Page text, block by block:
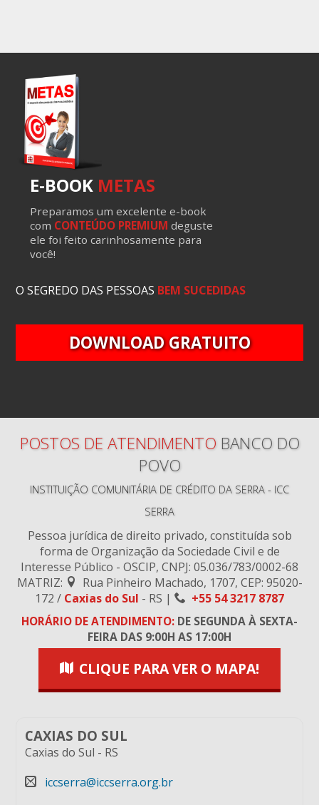
E-BOOK METAS
Preparamos um excelente e-book
com CONTEÚDO PREMIUM deguste
ele foi feito carinhosamente para
você!
O SEGREDO DAS PESSOAS BEM SUCEDIDAS
DOWNLOAD GRATUITO
POSTOS DE ATENDIMENTO BANCO DO
POVO
INSTITUIÇÃO COMUNITÁRIA DE CRÉDITO DA SERRA - ICC
SERRA
Pessoa jurídica de direito privado, constituída sob
forma de Organização da Sociedade Civil e de
Interesse Público - OSCIP, CNPJ: 05.036/783/0002-68
MATRIZ:
Rua Pinheiro Machado, 1707, CEP: 95020-
172 / Caxias do Sul - RS |
+55 54 3217 8787
HORÁRIO DE ATENDIMENTO: DE SEGUNDA À SEXTA-
FEIRA DAS 9:00H AS 17:00H
CLIQUE PARA VER O MAPA!
CAXIAS DO SUL
Caxias do Sul - RS
iccserra@iccserra.org.br